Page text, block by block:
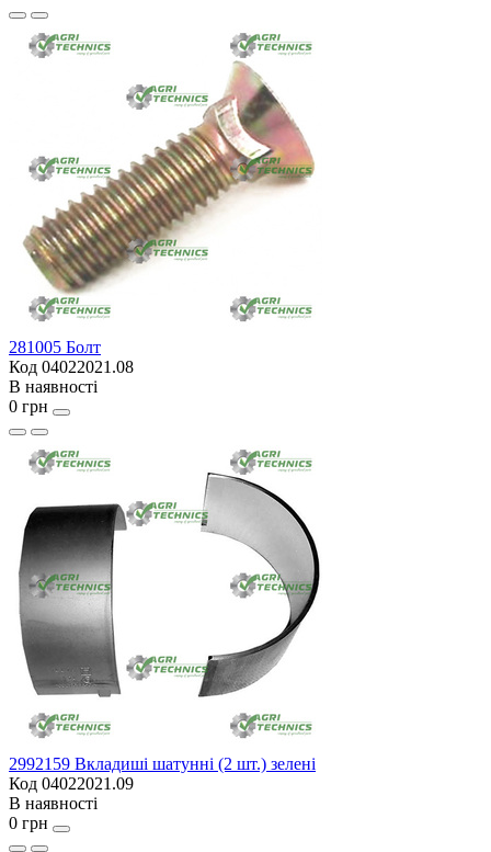
281005 Болт
Код 04022021.08
В наявності
0 грн
2992159 Вкладиші шатунні (2 шт.) зелені
Код 04022021.09
В наявності
0 грн